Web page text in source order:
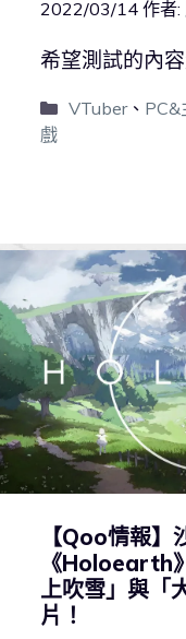
2022/03/14 作者:
希望測試的內
VTuber、 PC&
戲
【Qoo情報】
《Holoearth
上吹雪」與「
片！